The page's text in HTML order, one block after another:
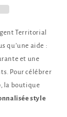
Territorial
qu’une aide :
et une
Pour célébrer
, la boutique
style